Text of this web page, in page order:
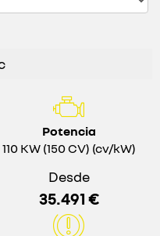
Potencia
110 KW (150 CV) (cv/kW)
Desde
35.491 €